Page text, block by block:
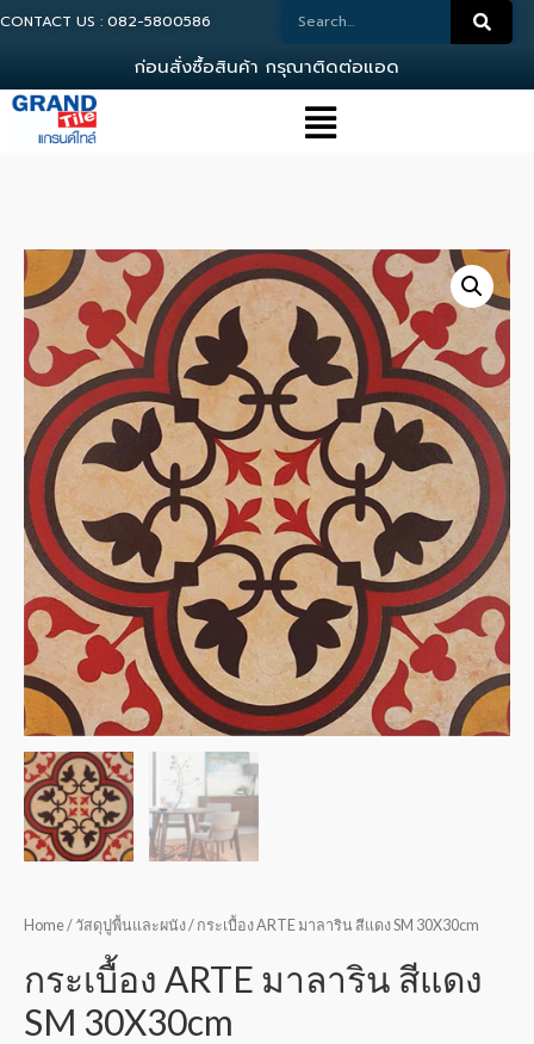
CONTACT US : 082-5800586
อนสงซอสนคา ก รณาตดตอแอดม
Home/ วัสดุปูพื้นและผนัง/ กระเบื้อง ARTE มาลาริน สีแดง SM 30X30cm
กระเบื้อง ARTE มาลาริน สีแดง
SM 30X30cm